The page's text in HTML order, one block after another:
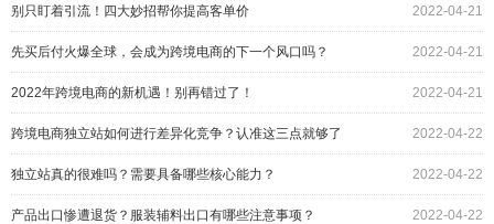
别只盯着引流！四大妙招帮你提高客单价 2022-04-21
先买后付火爆全球，会成为跨境电商的下一个风口吗？ 2022-04-21
2022年跨境电商的新机遇！别再错过了！ 2022-04-21
跨境电商独立站如何进行差异化竞争？认准这三点就够了 2022-04-22
独立站真的很难吗？需要具备哪些核心能力？ 2022-04-22
产品出口惨遭退货？服装辅料出口有哪些注意事项？ 2022-04-22